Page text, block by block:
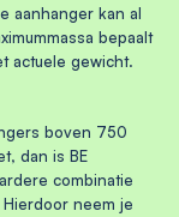
aanhanger kan al
bepaalt
actuele gewicht.
boven 750
dan is BE
combinatie
neem je